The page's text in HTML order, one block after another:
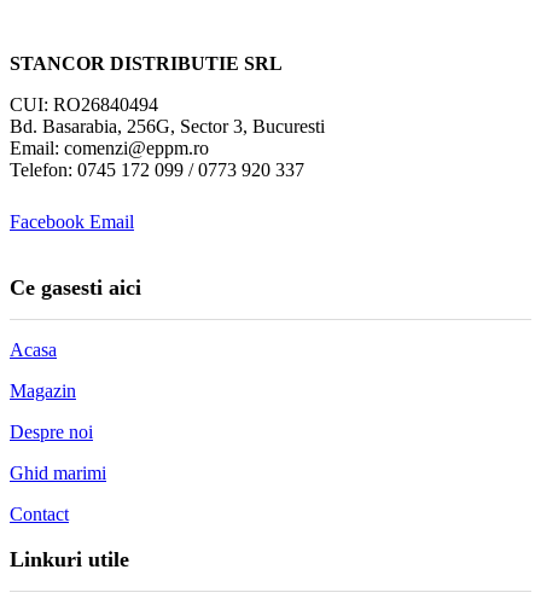
STANCOR DISTRIBUTIE SRL
CUI: RO26840494
Bd. Basarabia, 256G, Sector 3, Bucuresti
Email: comenzi@eppm.ro
Telefon: 0745 172 099 / 0773 920 337
Facebook Email
Ce gasesti aici
Acasa
Magazin
Despre noi
Ghid marimi
Contact
Linkuri utile